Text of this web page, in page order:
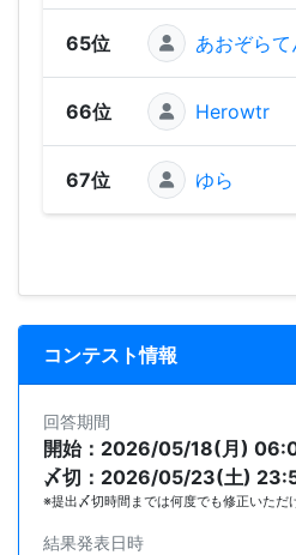
65位 あおぞらて
66位 Herowtr
67位 ゆら
コンテスト情報
回答期間
開始：2026/05/18(月)
〆切：2026/05/23(土)
※提出〆切時間までは何度でも修正いただ
結果発表日時